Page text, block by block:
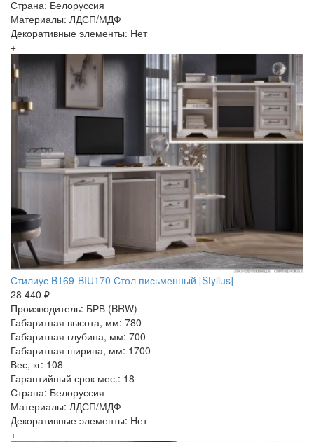
Страна: Белоруссия
Материалы: ЛДСП/МДФ
Декоративные элементы: Нет
+
Стилиус B169-BIU170 Стол письменный [Stylius]
28 440 ₽
Производитель: БРВ (BRW)
Габаритная высота, мм: 780
Габаритная глубина, мм: 700
Габаритная ширина, мм: 1700
Вес, кг: 108
Гарантийный срок мес.: 18
Страна: Белоруссия
Материалы: ЛДСП/МДФ
Декоративные элементы: Нет
+